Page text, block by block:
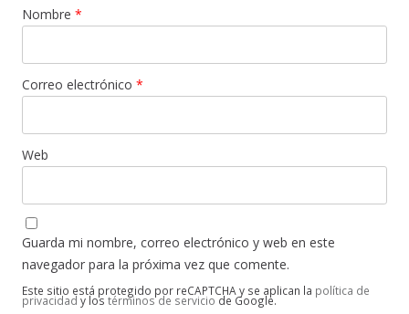
Nombre *
Correo electrónico *
Web
Guarda mi nombre, correo electrónico y web en este
navegador para la próxima vez que comente.
Este sitio está protegido por reCAPTCHA y se aplican la política de
privacidad y los términos de servicio de Google.